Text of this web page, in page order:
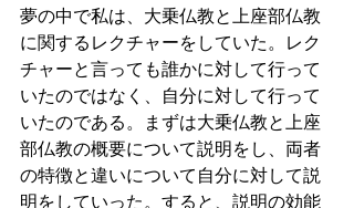
夢の中で私は、大乗仏教と上座部仏教
に関するレクチャーをしていた。レク
チャーと言っても誰かに対して行って
いたのではなく、自分に対して行って
いたのである。まずは大乗仏教と上座
部仏教の概要について説明をし、両者
の特徴と違いについて自分に対して説
明をしていった。すると、説明の効能